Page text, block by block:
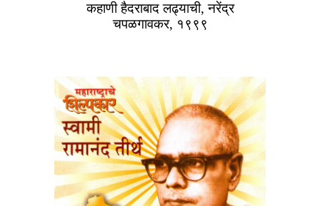
कहाणी हैदराबाद लढ्याची, नरेंद्र
चपळगावकर, १९९९